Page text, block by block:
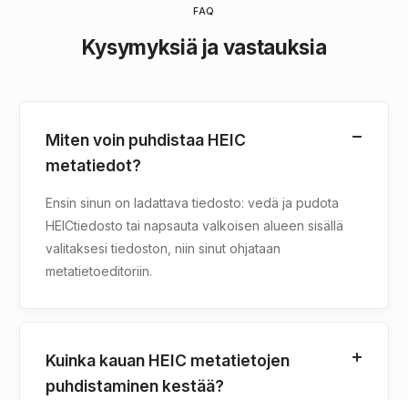
FAQ
Kysymyksiä ja vastauksia
Miten voin puhdistaa HEIC
metatiedot?
Ensin sinun on ladattava tiedosto: vedä ja pudota
HEICtiedosto tai napsauta valkoisen alueen sisällä
valitaksesi tiedoston, niin sinut ohjataan
metatietoeditoriin.
Kuinka kauan HEIC metatietojen
puhdistaminen kestää?